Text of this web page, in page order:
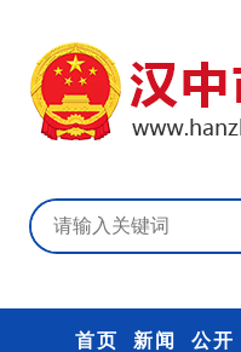
首页 新闻 公开